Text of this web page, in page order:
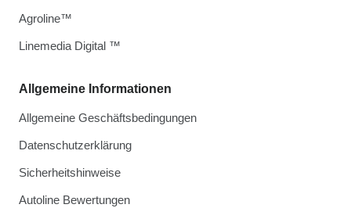
Allgemeine Informationen
Allgemeine Geschäftsbedingungen
Datenschutzerklärung
Sicherheitshinweise
Autoline Bewertungen
Agroline™
Linemedia Digital ™